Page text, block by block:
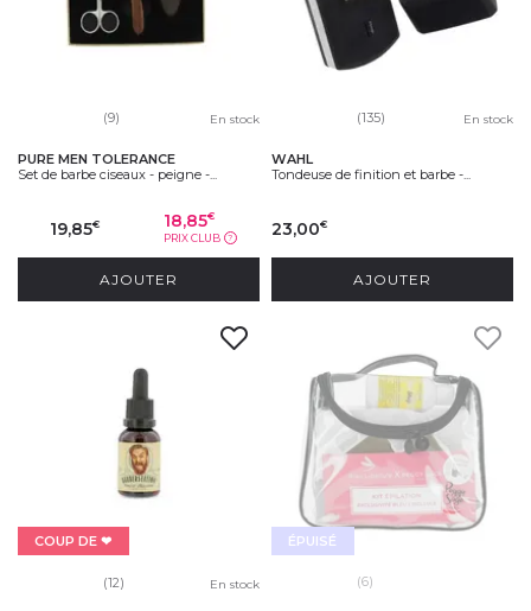
(9) En stock
PURE MEN TOLERANCE
Set de barbe ciseaux - peigne -...
19,85€ 18,85€
PRIX CLUB ?
AJOUTER
(135) En stock
WAHL
Tondeuse de finition et barbe -...
23,00€
AJOUTER
COUP DE ❤
(12) En stock
ÉPUISÉ
(6)